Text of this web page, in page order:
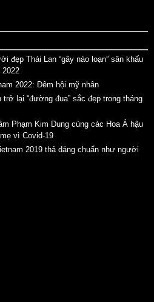
2022
2022: Đêm hội mỹ nhân
vì Covid-19